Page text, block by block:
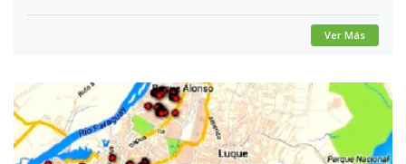
Ver Más